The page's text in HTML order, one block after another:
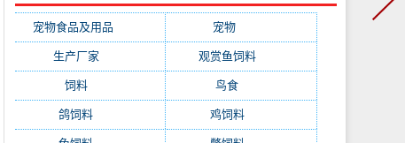
旗舰店仅售12.48元)
旗舰店仅售13.07元)
宠物食品及用品 宠物(1231)
生产厂家 观赏鱼饲料(358)
饲料(281) 鸟食
鸽饲料 鸡饲料(158)